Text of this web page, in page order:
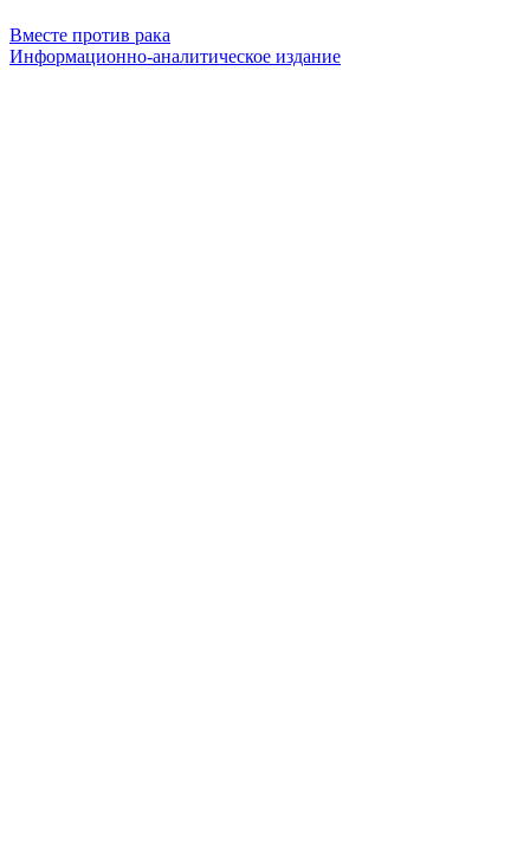
Вместе против рака
Информационно-аналитическое издание